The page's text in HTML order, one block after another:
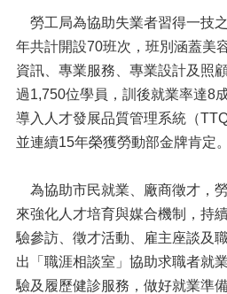
勞工局為協助失業者習得一技
年共計開設70班次，班別涵蓋美
資訊、專業服務、專業設計及照
過1,750位學員，訓後就業率達8
導入人才發展品質管理系統（
並連續15年榮獲勞動部金牌肯定。
為協助市民就業、廠商徵才，
來強化人才培育與媒合機制，持
驗參訪、徵才活動、雇主座談及
出「職涯相談室」協助求職者就
驗及履歷健診服務，做好就業準